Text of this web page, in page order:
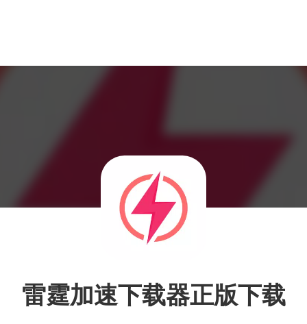
雷霆加速下载器正版下载